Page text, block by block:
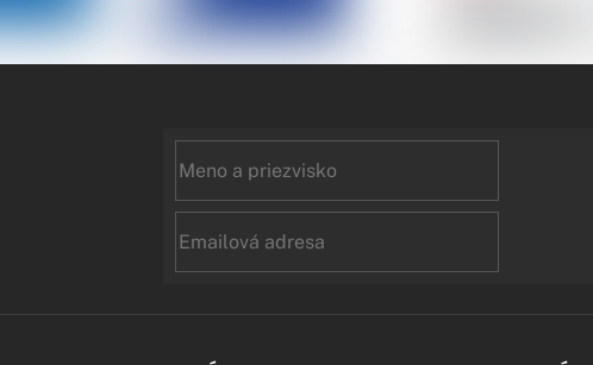
name